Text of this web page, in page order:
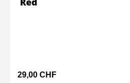
29,00 CHF